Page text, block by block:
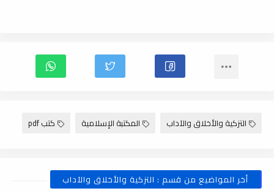
التزكية والأخلاق والآداب المكتبة الإسلامية كتب pdf
أخر المواضيع من قسم : التزكية والأخلاق والآداب